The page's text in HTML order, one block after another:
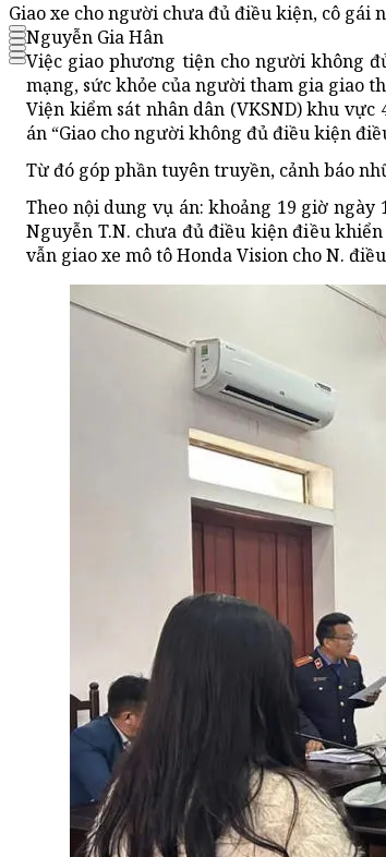
Giao xe cho người chưa đủ điều kiện, cô gái
Nguyễn Gia Hân
Việc giao phương tiện cho người không
mạng, sức khỏe của người tham gia giao
Viện kiểm sát nhân dân (VKSND) khu
án “Giao cho người không đủ điều kiện
Từ đó góp phần tuyên truyền, cảnh báo
Theo nội dung vụ án: khoảng 19 giờ ngày
Nguyễn T.N. chưa đủ điều kiện điều
vẫn giao xe mô tô Honda Vision cho N.